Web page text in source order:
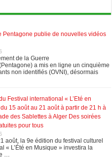
Pentagone publie de nouvelles vidéos
de la Guerre
a mis en ligne un cinquième
non identifiés (OVNI), désormais
Festival international « L’Eté en
15 août au 21 août à partir de 21 h à
des Sablettes à Alger Des soirées
pour tous
août, la 9e édition du festival culturel
« L’Été en Musique » investira la
…